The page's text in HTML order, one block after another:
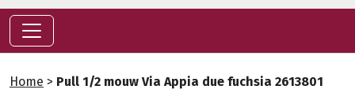
Home > Pull 1/2 mouw Via Appia due fuchsia 2613801